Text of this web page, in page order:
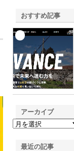
おすすめ記事
アーカイブ
最近の記事